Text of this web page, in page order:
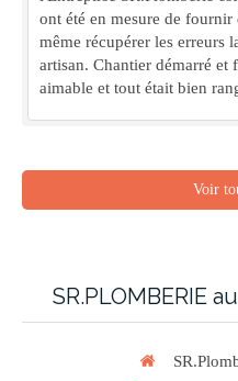
ont été en mesure de
même récupérer les erreurs
artisan. Chantier démarré et
aimable et tout était bien
Voir
SR.PLOMBERIE